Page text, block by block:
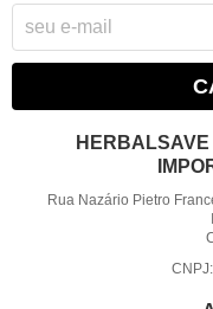
Rua Nazário Pietro